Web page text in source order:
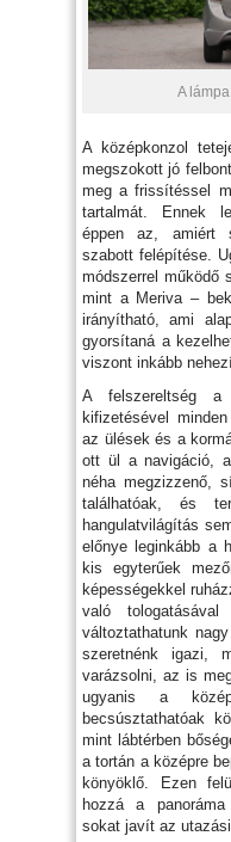
A
A középkonzol
megszokott jó
meg a frissítéssel
tartalmát. Ennek
éppen az, amiért
szabott felépítése.
módszerrel működő
mint a Meriva –
irányítható, ami
gyorsítaná a
viszont inkább
A felszereltség a
kifizetésével
az ülések és a
ott ül a navigáció,
néha megzizzenő,
találhatóak, és
hangulatvilágítás
előnye leginkább a
kis egyterűek
képességekkel
való
változtathatunk
szeretnénk igazi,
varázsolni, az is
ugyanis a
becsúsztathatóak
mint lábtérben
a tortán a középre
könyöklő. Ezen
hozzá a
sokat javít az utazási